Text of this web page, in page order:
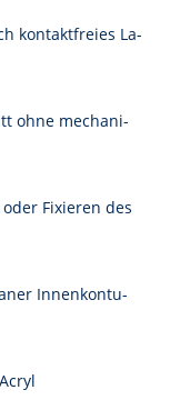
kon­takt­frei­es La­
oh­ne me­cha­ni­
Fi­xie­ren des
In­nen­kon­tu­